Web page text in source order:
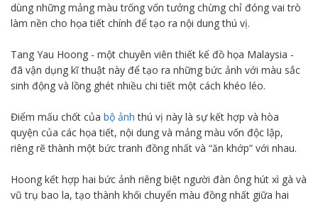
dùng những mảng màu trống vốn tưởng chừng chỉ đóng vai trò
làm nền cho họa tiết chính để tạo ra nội dung thú vị.
Tang Yau Hoong - một chuyên viên thiết kế đồ họa Malaysia -
đã vận dụng kĩ thuật này để tạo ra những bức ảnh với màu sắc
sinh động và lồng ghét nhiều chi tiết một cách khéo léo.
Điểm mấu chốt của bộ ảnh thú vị này là sự kết hợp và hòa
quyện của các họa tiết, nội dung và mảng màu vốn độc lập,
riêng rẽ thành một bức tranh đồng nhất và “ăn khớp” với nhau.
Hoong kết hợp hai bức ảnh riêng biệt người đàn ông hút xì gà và
vũ trụ bao la, tạo thành khối chuyển màu đồng nhất giữa hai